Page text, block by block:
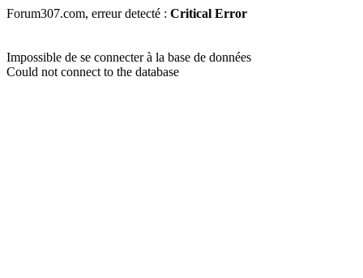
Forum307.com, erreur detecté : Critical Error
Impossible de se connecter à la base de données
Could not connect to the database